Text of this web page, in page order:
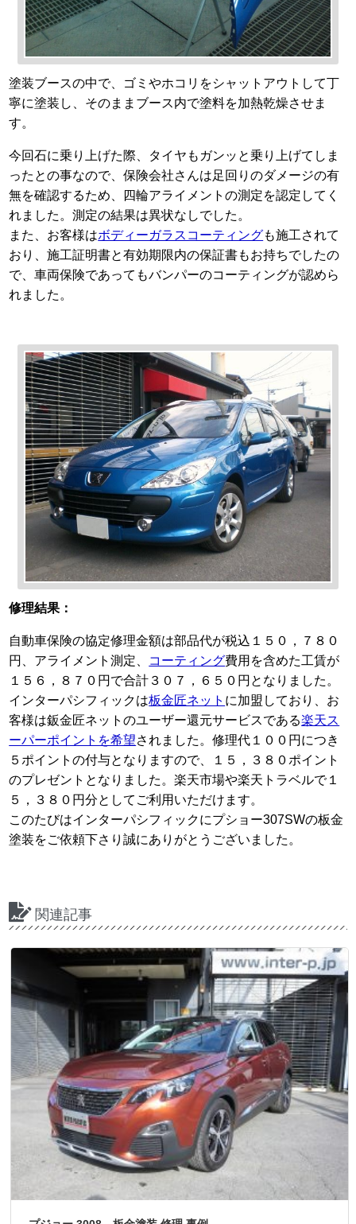
塗装ブースの中で、ゴミやホコリをシャットアウトして丁
寧に塗装し、そのままブース内で塗料を加熱乾燥させま
す。
今回石に乗り上げた際、タイヤもガンッと乗り上げてしま
ったとの事なので、保険会社さんは足回りのダメージの有
無を確認するため、四輪アライメントの測定を認定してく
れました。測定の結果は異状なしでした。
また、お客様はボディーガラスコーティングも施工されて
おり、施工証明書と有効期限内の保証書もお持ちでしたの
で、車両保険であってもバンパーのコーティングが認めら
れました。
修理結果：
自動車保険の協定修理金額は部品代が税込１５０，７８０
円、アライメント測定、
コーティング費用を含めた工賃が
１５６，８７０円で合計３０７，６５０円となりました。
インターパシフィックは板金匠ネット に加盟しており、お
客様は鈑金匠ネットのユーザー還元サービスである楽天ス
ーパーポイントを希望されました。修理代１００円につき
５ポイントの付与となりますので、１５，３８０ポイント
のプレゼントとなりました。楽天市場や楽天トラベルで１
５，３８０円分としてご利用いただけます。
このたびはインターパシフィックにプショー307SWの板金
塗装をご依頼下さり誠にありがとうございました。
関連記事